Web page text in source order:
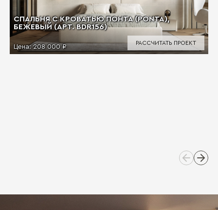
СПАЛЬНЯ С КРОВАТЬЮ ПОНТА (PONTA),
БЕЖЕВЫЙ (АРТ. BDR156)
Цена: 208 000 ₽
РАССЧИТАТЬ ПРОЕКТ